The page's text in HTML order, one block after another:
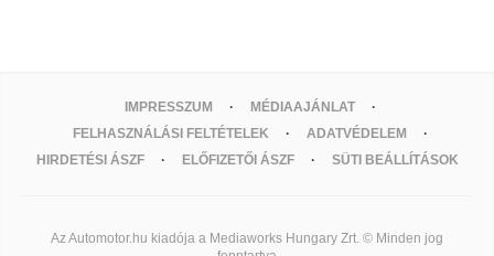
IMPRESSZUM
MÉDIAAJÁNLAT
FELHASZNÁLÁSI FELTÉTELEK
ADATVÉDELEM
HIRDETÉSI ÁSZF
ELŐFIZETŐI ÁSZF SÜTI BEÁLLÍTÁSOK
Az Automotor.hu kiadója a Mediaworks Hungary Zrt. © Minden jog